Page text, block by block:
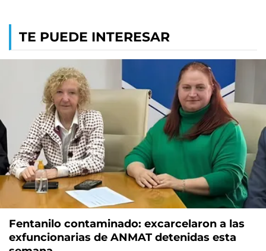
TE PUEDE INTERESAR
Fentanilo contaminado: excarcelaron a las
exfuncionarias de ANMAT detenidas esta